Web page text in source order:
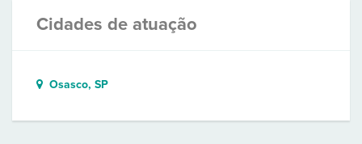
Cidades de atuação
Osasco, SP